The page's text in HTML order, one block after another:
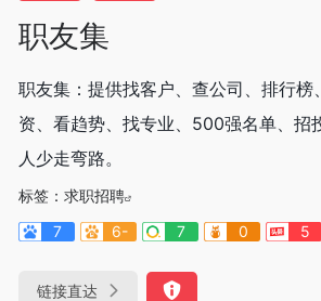
职友集
职友集：提供找客户、查公司、排行榜
资、看趋势、找专业、500强名单、招
人少走弯路。
标签： 求职招聘
7
6- 7 0 5
链接直达